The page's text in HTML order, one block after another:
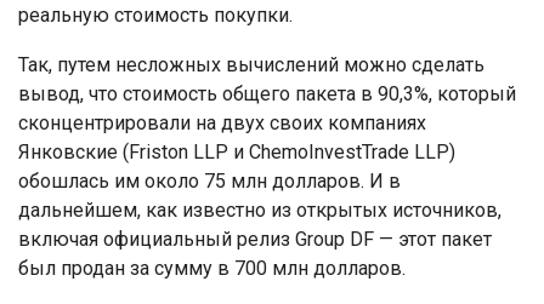
реальную стоимость покупки.
Так, путем несложных вычислений можно сделать
вывод, что стоимость общего пакета в 90,3%, который
сконцентрировали на двух своих компаниях
Янковские (Friston LLP и ChemoInvestTrade LLP)
обошлась им около 75 млн долларов. И в
дальнейшем, как известно из открытых источников,
включая официальный релиз Group DF — этот пакет
был продан за сумму в 700 млн долларов.